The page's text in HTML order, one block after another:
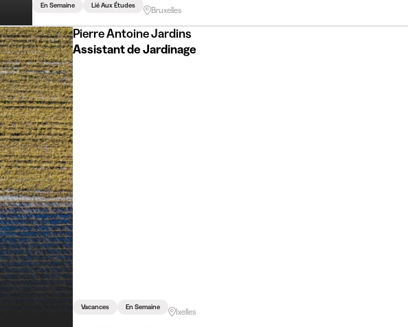
En Semaine Lié Aux Études Bruxelles
Pierre Antoine Jardins
Assistant de Jardinage
Vacances En Semaine Ixelles